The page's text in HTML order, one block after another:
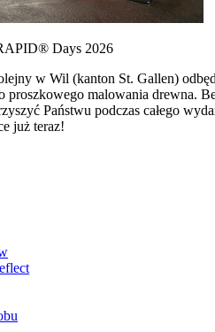
Days 2026
w Wil (kanton St. Gallen)
proszkowego malowania drewna.
Państwu podczas całego
już teraz!